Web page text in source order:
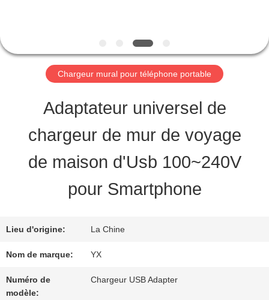
D'USINE
CONTRÔLE
QUALITÉ
CONTACTEZ-
DEMANDEZ
UNE
Chargeur mural pour téléphone portable
Adaptateur universel de
chargeur de mur de voyage
de maison d'Usb 100~240V
pour Smartphone
Lieu d'origine: La Chine
Nom de marque: YX
Numéro de
modèle:
Chargeur USB Adapter